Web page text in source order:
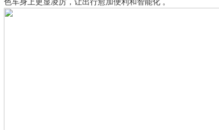
色车身上更显凌厉，让出行愈加便利和智能化 。